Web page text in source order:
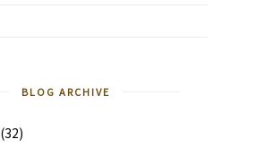
BLOG ARCHIVE
(32)